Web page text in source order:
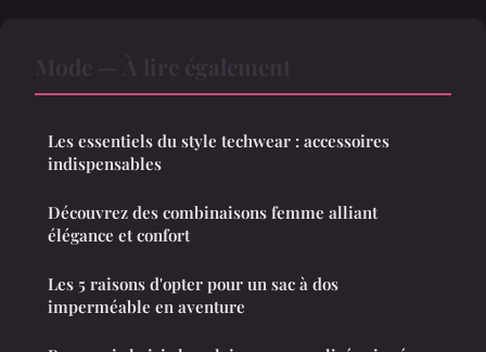
Les essentiels du style techwear : accessoires
indispensables
Découvrez des combinaisons femme alliant
élégance et confort
Les 5 raisons d'opter pour un sac à dos
imperméable en aventure